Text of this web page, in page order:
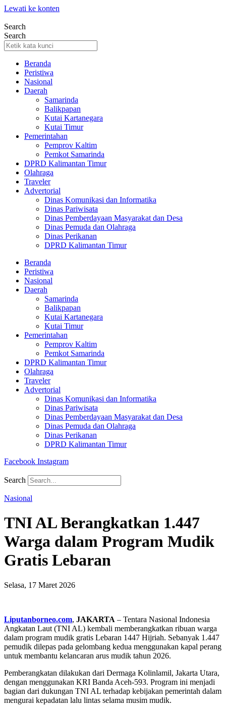
Lewati ke konten
Search
Search
Beranda
Peristiwa
Nasional
Daerah
Samarinda
Balikpapan
Kutai Kartanegara
Kutai Timur
Pemerintahan
Pemprov Kaltim
Pemkot Samarinda
DPRD Kalimantan Timur
Olahraga
Traveler
Advertorial
Dinas Komunikasi dan Informatika
Dinas Pariwisata
Dinas Pemberdayaan Masyarakat dan Desa
Dinas Pemuda dan Olahraga
Dinas Perikanan
DPRD Kalimantan Timur
Beranda
Peristiwa
Nasional
Daerah
Samarinda
Balikpapan
Kutai Kartanegara
Kutai Timur
Pemerintahan
Pemprov Kaltim
Pemkot Samarinda
DPRD Kalimantan Timur
Olahraga
Traveler
Advertorial
Dinas Komunikasi dan Informatika
Dinas Pariwisata
Dinas Pemberdayaan Masyarakat dan Desa
Dinas Pemuda dan Olahraga
Dinas Perikanan
DPRD Kalimantan Timur
Facebook Instagram
Search
Nasional
TNI AL Berangkatkan 1.447
Warga dalam Program Mudik
Gratis Lebaran
Selasa, 17 Maret 2026
Liputanborneo.com, JAKARTA – Tentara Nasional Indonesia
Angkatan Laut (TNI AL) kembali memberangkatkan ribuan warga
dalam program mudik gratis Lebaran 1447 Hijriah. Sebanyak 1.447
pemudik dilepas pada gelombang kedua menggunakan kapal perang
untuk membantu kelancaran arus mudik tahun 2026.
Pemberangkatan dilakukan dari Dermaga Kolinlamil, Jakarta Utara,
dengan menggunakan KRI Banda Aceh-593. Program ini menjadi
bagian dari dukungan TNI AL terhadap kebijakan pemerintah dalam
mengurai kepadatan lalu lintas selama musim mudik.